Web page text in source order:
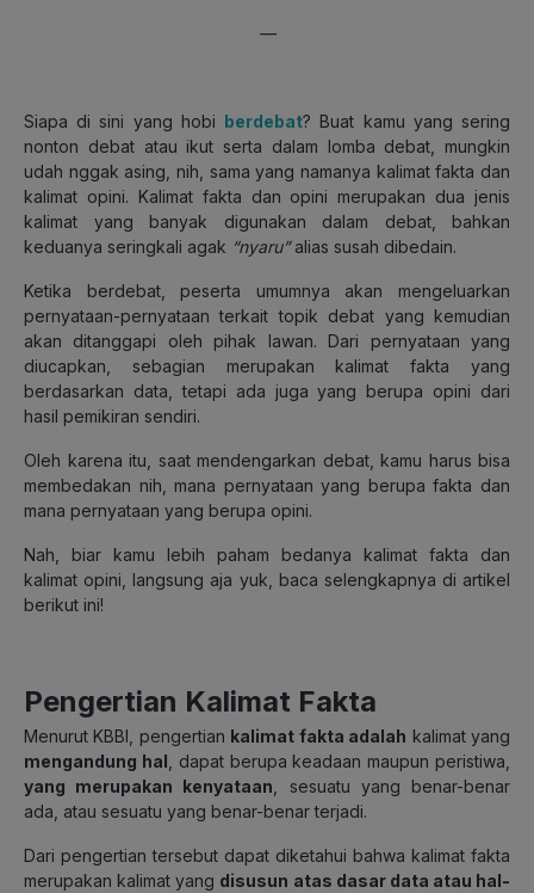
—
Siapa di sini yang hobi berdebat? Buat kamu yang sering
nonton debat atau ikut serta dalam lomba debat, mungkin
udah nggak asing, nih, sama yang namanya kalimat fakta dan
kalimat opini. Kalimat fakta dan opini merupakan dua jenis
kalimat yang banyak digunakan dalam debat, bahkan
keduanya seringkali agak “nyaru”alias susah dibedain.
Ketika berdebat, peserta umumnya akan mengeluarkan
pernyataan-pernyataan terkait topik debat yang kemudian
akan ditanggapi oleh pihak lawan. Dari pernyataanyang
diucapkan, sebagian merupakan kalimat fakta yang
berdasarkan data, tetapi ada juga yang berupa opini dari
hasil pemikiran sendiri.
Oleh karena itu, saat mendengarkan debat, kamu harus bisa
membedakan nih, mana pernyataan yang berupa fakta dan
mana pernyataan yang berupa opini.
Nah, biar kamu lebih paham bedanya kalimat fakta dan
kalimat opini, langsung aja yuk, baca selengkapnya di artikel
berikut ini!
Pengertian Kalimat Fakta
Menurut KBBI, pengertian kalimat fakta adalah kalimat yang
mengandung hal , dapat berupa keadaan maupun peristiwa,
yang merupakan kenyataan , sesuatu yang benar-benar
ada, atau sesuatu yang benar-benar terjadi.
Dari pengertian tersebut dapat diketahui bahwa kalimat fakta
merupakan kalimat yang disusun atas dasar data atau hal-